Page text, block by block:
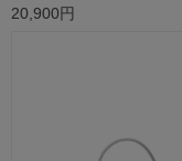
20,900円